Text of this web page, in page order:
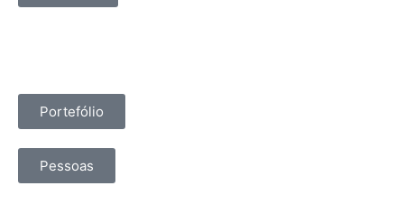
Portefólio
Pessoas